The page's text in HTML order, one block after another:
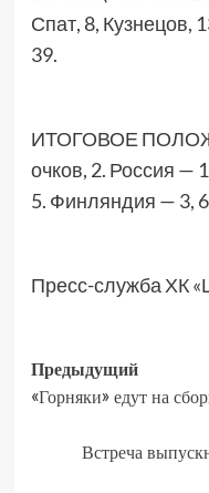
Спат, 8, Кузнецов,
39.
ИТОГОВОЕ
очков, 2. Россия —
5. Финляндия — 3,
Пресс-служба ХК
Предыдущий
«Горняки» едут на
Встреча